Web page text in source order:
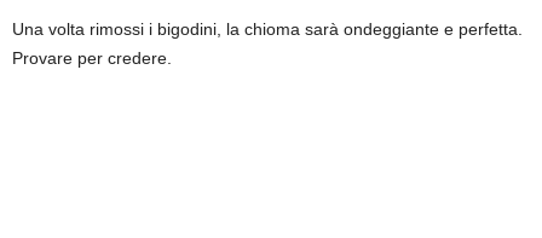
Una volta rimossi i bigodini, la chioma sarà ondeggiante e perfetta.
Provare per credere.